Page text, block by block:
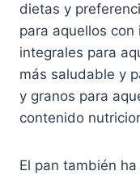
dietas y
para aquellos
integrales para
más saludable y
y granos para
contenido
El pan también